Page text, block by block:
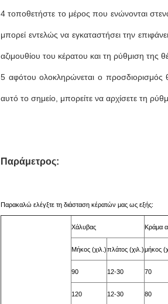
4 τοποθετήστε το μέρος που ενώνονται
μπορεί εντελώς να εγκαταστήσει την
αζιμουθίου του κέρατου και τη ρύθμιση της
5 αφότου ολοκληρώνεται ο προσδιορισμός
αυτό το σημείο, μπορείτε να αρχίσετε τη
Παράμετρος:
Παρακαλώ ελέγξτε τη διάσταση κέρατών μας ως εξής:
Χάλυβας Κράμα
Μήκος (χιλ.)πλάτος (χιλ.)μήκος
90 12-30 70
120 12-30 80